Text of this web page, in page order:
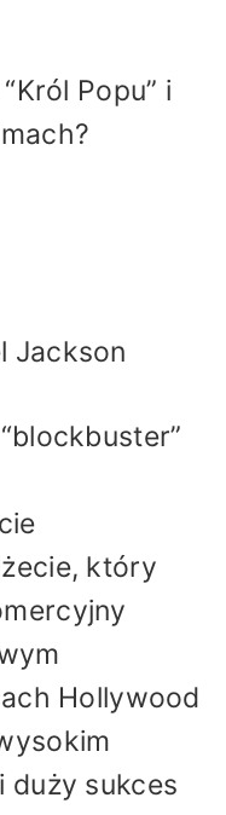
Popu” i
Jackson
który
Hollywood
duży sukces